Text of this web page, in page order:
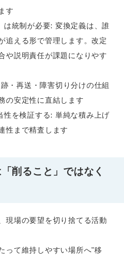
す
は統制が必要: 変換定義は、誰
追える形で管理します。改定
や説明責任が課題になりやす
・再送・障害切り分けの仕組
の安定性に直結します
性を検証する: 単純な積み上げ
性まで精査します
削ること」ではなく
現場の要望を切り捨てる活動
って維持しやすい場所へ"移